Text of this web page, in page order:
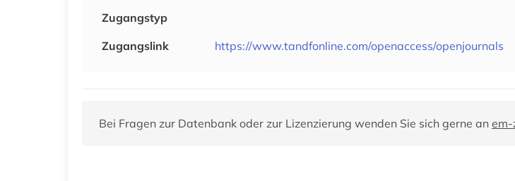
Zugangstyp
Zugangslink
https://www.tandfonline.com/openaccess/openjournals
Bei Fragen zur Datenbank oder zur Lizenzierung wenden Sie sich gerne an em-